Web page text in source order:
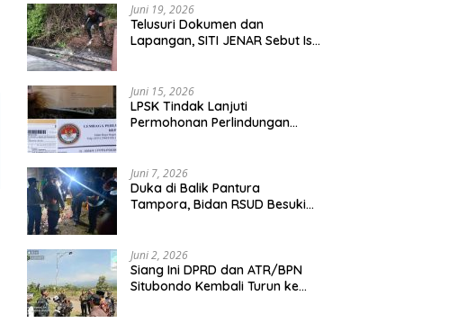
Daerah
Juni 19, 2026
Telusuri Dokumen dan
Lapangan, SITI JENAR Sebut Isu
Juni 15, 2026
LPSK Tindak Lanjuti
Permohonan Perlindungan
Berproses
Juni 7, 2026
Duka di Balik Pantura
Tampora, Bidan RSUD Besuki
Dua Anak
Juni 2, 2026
Siang Ini DPRD dan ATR/BPN
Situbondo Kembali Turun ke